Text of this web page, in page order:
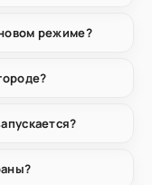
режиме?